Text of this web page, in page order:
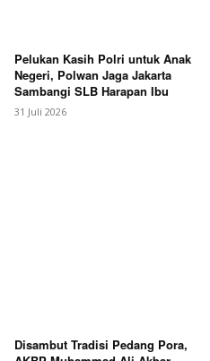
Pelukan Kasih Polri untuk Anak
Negeri, Polwan Jaga Jakarta
Sambangi SLB Harapan Ibu
31 Juli 2026
Disambut Tradisi Pedang Pora,